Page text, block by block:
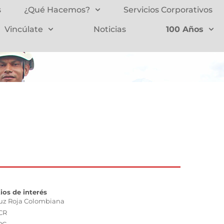
¿Qué Hacemos? Servicios Corporativos
Vincúlate Noticias 100 Años
de interés
Roja Colombiana